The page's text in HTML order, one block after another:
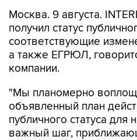
Москва. 9 августа.
получил статус
соответствующие
а также ЕГРЮЛ,
компании.
"Мы планомерно
объявленный план
публичного статуса
важный шаг,